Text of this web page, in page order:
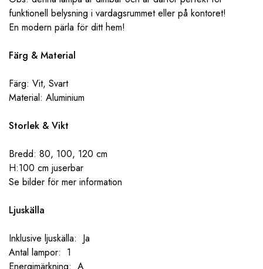
funktionell belysning i vardagsrummet eller på kontoret!
En modern pärla för ditt hem!
Färg & Material
Färg: Vit, Svart
Material: Aluminium
Storlek & Vikt
Bredd: 80, 100, 120 cm
H:100 cm juserbar
Se bilder för mer information
Ljuskälla
Inklusive ljuskälla: Ja
Antal lampor: 1